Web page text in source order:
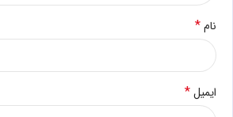
نام*
ایمیل*